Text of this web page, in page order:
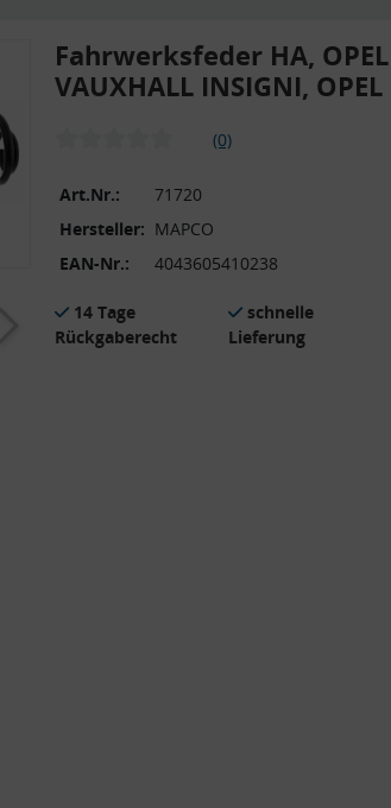
Fahrwerksfeder HA,
VAUXHALL INSIGNI, OPEL
(0)
Art.Nr.:
71720
Hersteller: MAPCO
EAN-Nr.:
4043605410238
14 Tage
Rückgaberecht
schnelle
Lieferung